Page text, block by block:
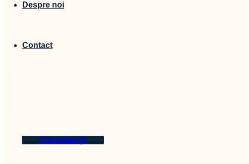
Despre noi
Contact
Consultanță